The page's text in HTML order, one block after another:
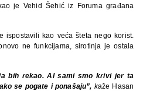
je Vehid Šehić iz Foruma građana
ispostavili kao veća šteta nego korist.
ne funkcijama, sirotinja je ostala
bih rekao. Al sami smo krivi jer ta
se pogate i ponašaju”, kaže Hasan